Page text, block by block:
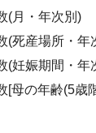
(月・年次別)
(死産場所・年
(妊娠期間・年
[母の年齢(5歳